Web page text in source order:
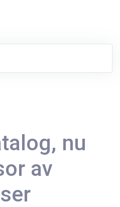
nu
av